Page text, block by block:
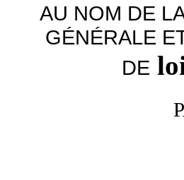
AU NOM DE
GÉNÉRALE
DE